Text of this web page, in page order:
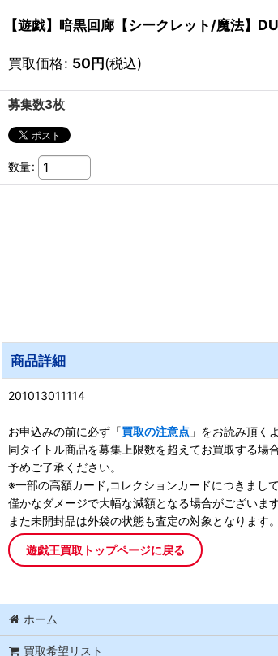
【遊戯】暗黒回廊【シークレット/魔法】
買取価格: 50円(税込)
募集数3枚
数量:
商品詳細
201013011114
お申込みの前に必ず「買取の注意点 」をお読み頂く
同タイトル商品を募集上限数を超えてお買取する場
予めご了承ください。
※一部の高額カード,コレクションカードにつきまし
僅かなダメージで大幅な減額となる場合がございます
また未開封品は外袋の状態も査定の対象となります。
遊戯王買取トップページに戻る
ホーム
買取希望リスト